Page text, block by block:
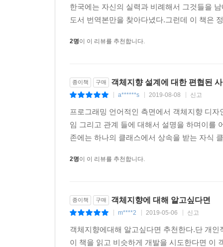
- 다형성
- 유연하고 확장 가능하고 재사용성이 높은 협력의
메시지를 따라라
- What/Who 사이클
- 묻지 말고 시켜라
- 메시지를 믿어라
객체 인터페이스
- 인터페이스
- 공용 인터페이스
- 객체 관점에서 생각하는 방법
- 구현
- 인터페이스와 구현의 분리 원칙
- 캡슐화
한국에는 자신의 실력과 비례해서 그것들을
도서 번역본만을 찾아다녔다.그런데 이 책은
2명이 이 리뷰를 추천합니다.
종이책 구매 객체지향 설계에 대한 편협된
a******s 2019-08-08 신고
프로그래밍 언어적인 측면에서 객체지향 디
임 그리고 관계 들에 대해서 설명을 하며이를
존에는 하나의 클래스에서 상속을 받는 자식
2명이 이 리뷰를 추천합니다.
종이책 구매 객체지향에 대해 알고싶다면
m****2 2019-05-06 신고
객체지향에대해 알고싶다면 추천한다.단 개
이 책을 읽고 비슷하게 개발을 시도한다면 이